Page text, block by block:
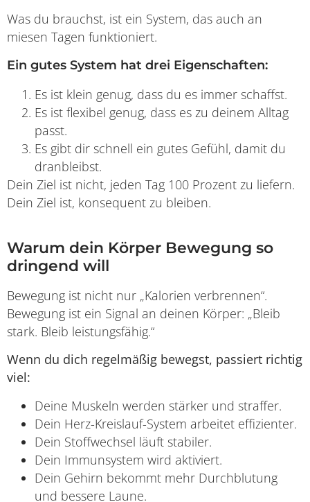
Was du brauchst, ist ein System, das auch an
miesen Tagen funktioniert.
Ein gutes System hat drei Eigenschaften:
Es ist klein genug, dass du es immer schaffst.
Es ist flexibel genug, dass es zu deinem Alltag
passt.
Es gibt dir schnell ein gutes Gefühl, damit du
dranbleibst.
Dein Ziel ist nicht, jeden Tag 100 Prozent zu liefern.
Dein Ziel ist, konsequent zu bleiben.
Warum dein Körper Bewegung so
dringend will
Bewegung ist nicht nur „Kalorien verbrennen“.
Bewegung ist ein Signal an deinen Körper: „Bleib
stark. Bleib leistungsfähig.“
Wenn du dich regelmäßig bewegst, passiert richtig
viel:
Deine Muskeln werden stärker und straffer.
Dein Herz-Kreislauf-System arbeitet effizienter.
Dein Stoffwechsel läuft stabiler.
Dein Immunsystem wird aktiviert.
Dein Gehirn bekommt mehr Durchblutung
und bessere Laune.